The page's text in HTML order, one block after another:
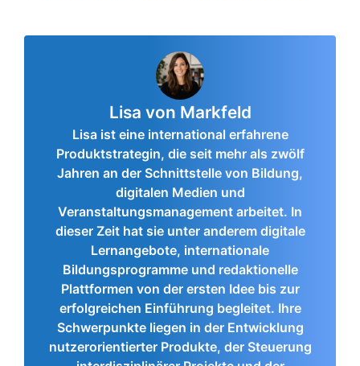
Lisa von Markfeld
Lisa ist eine international erfahrene
Produktstrategin, die seit mehr als zwölf
Jahren an der Schnittstelle von Bildung,
digitalen Medien und
Veranstaltungsmanagement arbeitet. In
dieser Zeit hat sie unter anderem digitale
Lernangebote, internationale
Bildungsprogramme und redaktionelle
Plattformen von der ersten Idee bis zur
erfolgreichen Einführung begleitet. Ihre
Schwerpunkte liegen in der Entwicklung
nutzerorientierter Produkte, der Steuerung